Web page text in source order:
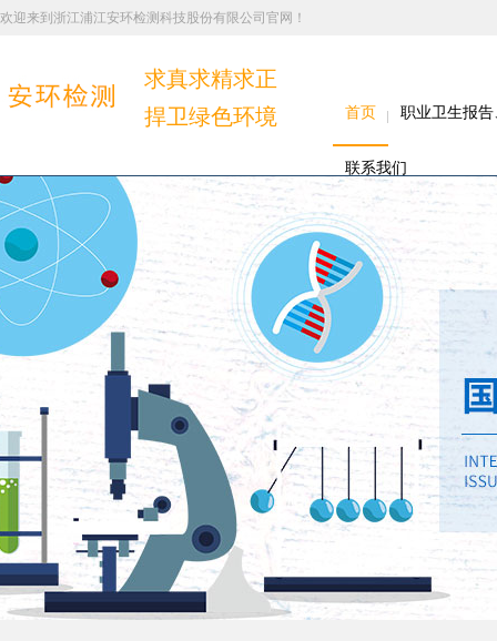
欢迎来到浙江浦江安环检测科技股份有限公司官网！
求真求精求正
捍卫绿色环境
首页 职业卫生报
联系我们